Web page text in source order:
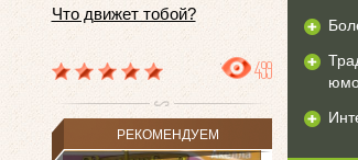
Что движет тобой?
499
РЕКОМЕНДУЕМ